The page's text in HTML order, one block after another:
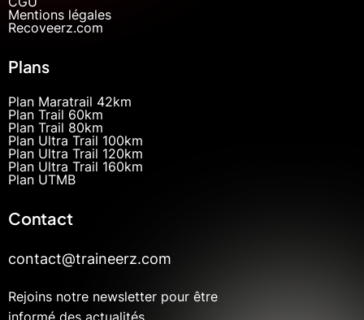
Mentions légales
Recoveerz.com
Plans
Plan Maratrail 42km
Plan Trail 60km
Plan Trail 80km
Plan Ultra Trail 100km
Plan Ultra Trail 120km
Plan Ultra Trail 160km
Plan UTMB
Contact
contact@traineerz.com
Rejoins notre newsletter pour être
informé des actualités.